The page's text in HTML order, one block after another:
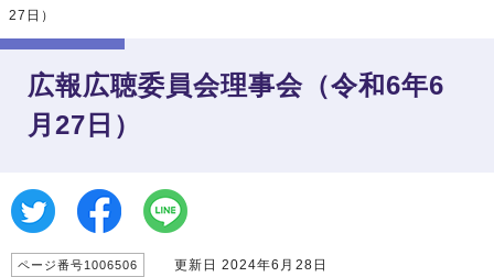
27日）
広報広聴委員会理事会（令和6年6
月27日）
ページ番号1006506 更新日 2024年6月28日